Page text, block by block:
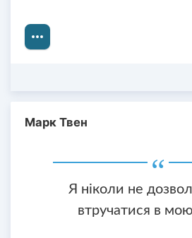
Марк Твен
Я ніколи не
втручатися в мою